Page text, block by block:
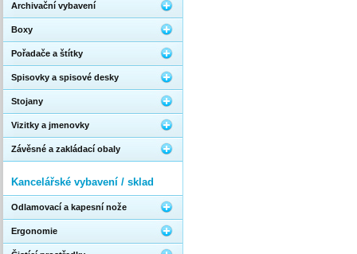
Archivační vybavení
Boxy
Pořadače a štítky
Spisovky a spisové desky
Stojany
Vizitky a jmenovky
Závěsné a zakládací obaly
Kancelářské vybavení / sklad
Odlamovací a kapesní nože
Ergonomie